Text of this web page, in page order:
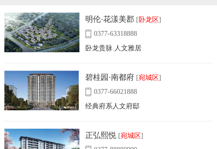
明伦·花漾美郡 [卧龙区]
0377-63318888
卧龙贵脉 人文雅居
碧桂园·南都府 [宛城区]
0377-66021888
经典府系人文府邸
正弘熙悦 [宛城区]